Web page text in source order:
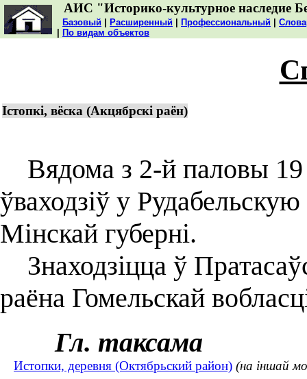
АИС "Историко-культурное наследие
Базовый Расширенный Профессиональный
По видам объектов
Істопкі, вёска (Акцябрскі раён)
Вядома з 2-й паловы 19
ўваходзіў у
Мінскай губерні.
Знаходзіцца ў
раёна Гомельскай
Гл. таксама
Истопки, деревня (Октябрьский район) (на іншай